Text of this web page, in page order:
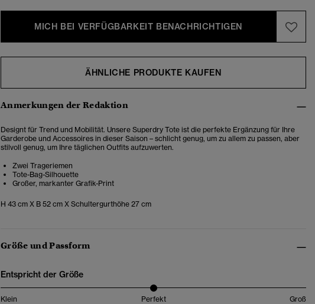
MICH BEI VERFÜGBARKEIT BENACHRICHTIGEN
ÄHNLICHE PRODUKTE KAUFEN
Anmerkungen der Redaktion
Designt für Trend und Mobilität. Unsere Superdry Tote ist die perfekte Ergänzung für Ihre
Garderobe und Accessoires in dieser Saison – schlicht genug, um zu allem zu passen, aber
stilvoll genug, um Ihre täglichen Outfits aufzuwerten.
Zwei Trageriemen
Tote-Bag-Silhouette
Großer, markanter Grafik-Print
H 43 cm X B 52 cm X Schultergurthöhe 27 cm
Größe und Passform
Entspricht der Größe
Klein Perfekt Groß